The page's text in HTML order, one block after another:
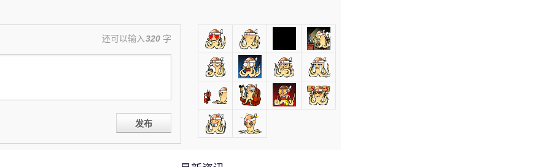
还可以输入320 字
发布